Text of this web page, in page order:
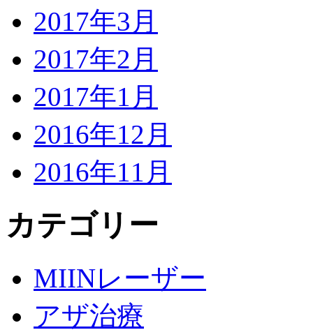
2017年3月
2017年2月
2017年1月
2016年12月
2016年11月
カテゴリー
MIINレーザー
アザ治療